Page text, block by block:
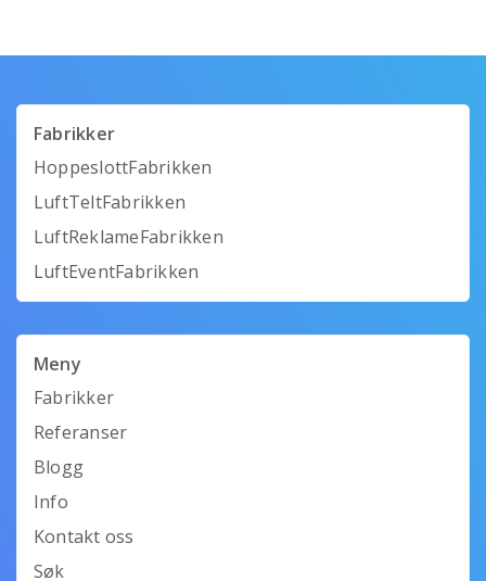
Fabrikker
HoppeslottFabrikken
LuftTeltFabrikken
LuftReklameFabrikken
LuftEventFabrikken
Meny
Fabrikker
Referanser
Blogg
Info
Kontakt oss
Søk